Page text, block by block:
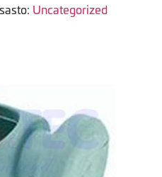
Uncategorized